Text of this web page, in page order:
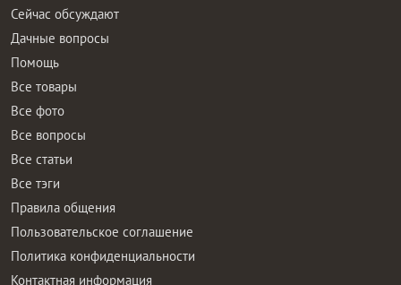
Сейчас обсуждают
Дачные вопросы
Помощь
Все товары
Все фото
Все вопросы
Все статьи
Все тэги
Правила общения
Пользовательское соглашение
Политика конфиденциальности
Контактная информация